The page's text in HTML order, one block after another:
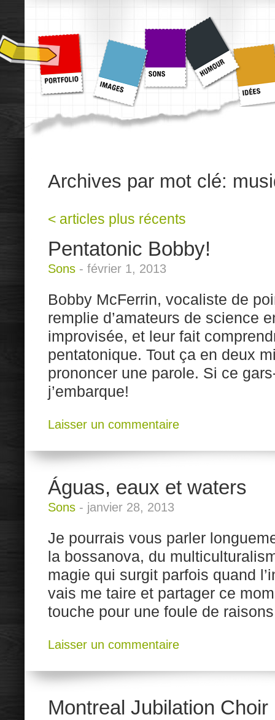
Archives par mot clé:
< articles plus récents
Pentatonic Bobby!
Sons - février 1, 2013
Bobby McFerrin, vocaliste de
remplie d’amateurs de science
improvisée, et leur fait
pentatonique. Tout ça en deux
prononcer une parole. Si ce
j’embarque!
Laisser un commentaire
Águas, eaux et waters
Sons - janvier 28, 2013
Je pourrais vous parler
la bossanova, du
magie qui surgit parfois quand
vais me taire et partager ce
touche pour une foule de
Laisser un commentaire
Montreal Jubilation